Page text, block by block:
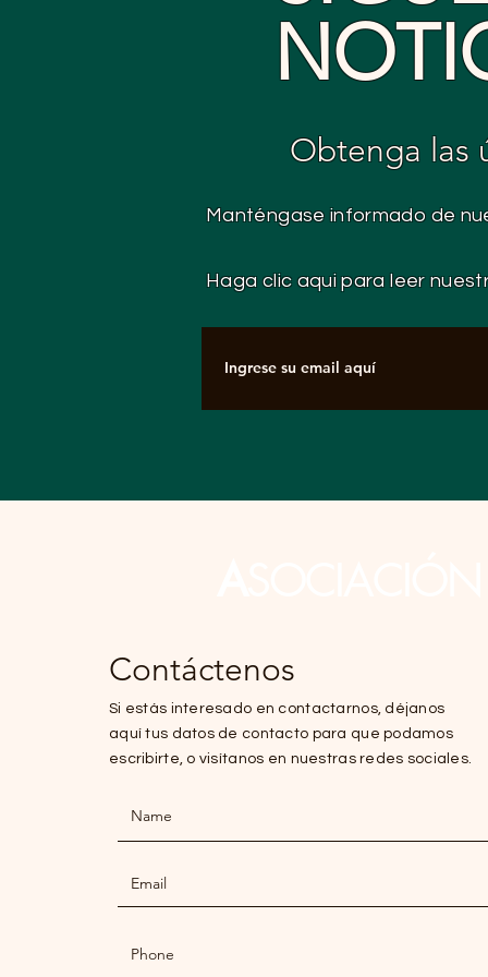
Obtenga las
Manténgase informado de
Haga clic aqui para leer
Contáctenos
Si estás interesado en contactarnos, déjanos
aquí tus datos de contacto para que podamos
escribirte, o visítanos en nuestras redes sociales.